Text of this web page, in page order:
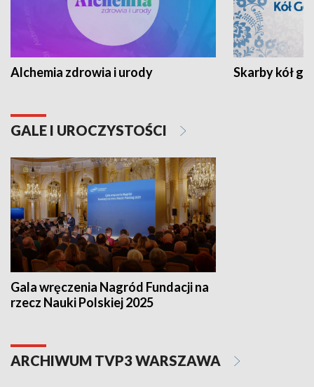
Alchemia zdrowia i urody Skarby kół
GALE I UROCZYSTOŚCI
Gala wręczenia Nagród Fundacji na
rzecz Nauki Polskiej 2025
ARCHIWUM TVP3 WARSZAWA